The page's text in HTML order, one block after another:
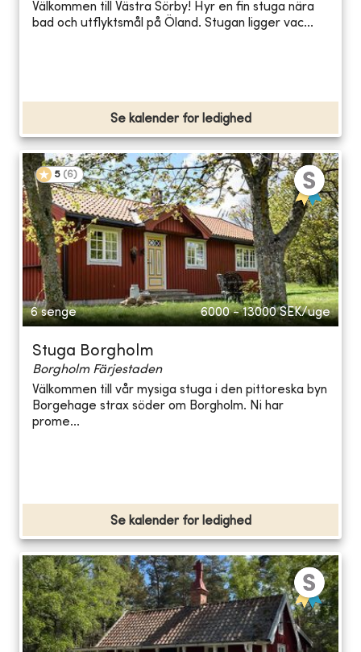
Välkommen till Västra Sörby! Hyr en fin stuga nära
bad och utflyktsmål på Öland. Stugan ligger vac...
Se kalender for ledighed
5 (6)
6 senge 6000 - 13000 SEK/uge
Stuga Borgholm
Borgholm Färjestaden
Välkommen till vår mysiga stuga i den pittoreska byn
Borgehage strax söder om Borgholm. Ni har
prome...
Se kalender for ledighed